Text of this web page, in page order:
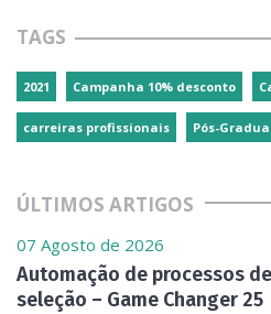
TAGS
2021 Campanha 10% desconto
carreiras profissionais Pós-
ÚLTIMOS ARTIGOS
07 Agosto de 2026
Automação de processos
seleção – Game Changer 25